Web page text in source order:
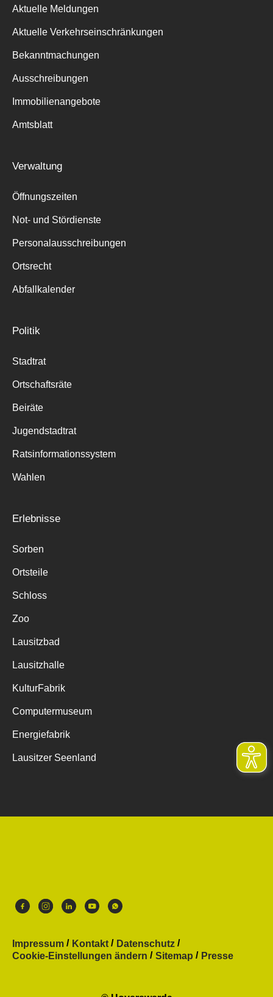
Aktuelle Meldungen
Aktuelle Verkehrseinschränkungen
Bekanntmachungen
Ausschreibungen
Immobilienangebote
Amtsblatt
Verwaltung
Öffnungszeiten
Not- und Stördienste
Personalausschreibungen
Ortsrecht
Abfallkalender
Politik
Stadtrat
Ortschaftsräte
Beiräte
Jugendstadtrat
Ratsinformationssystem
Wahlen
Erlebnisse
Sorben
Ortsteile
Schloss
Zoo
Lausitzbad
Lausitzhalle
KulturFabrik
Computermuseum
Energiefabrik
Lausitzer Seenland
Impressum Kontakt
Datenschutz
Cookie-Einstellungen ändern
Sitemap Presse